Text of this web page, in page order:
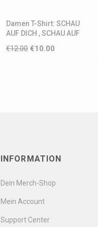
Damen T-Shirt: SCHAU
AUF DICH , SCHAU AUF
€12.00 €10.00
INFORMATION
Dein Merch-Shop
Mein Account
Support Center